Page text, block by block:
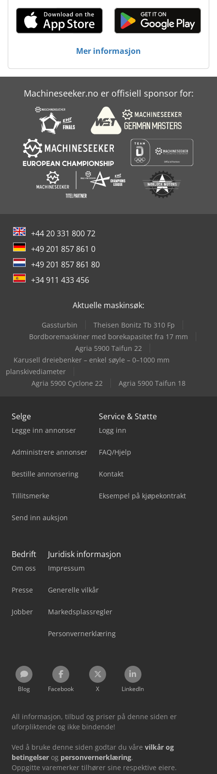
Mer informasjon
Machineseeker.no er offisiell sponsor for:
+44 20 331 800 72
+49 201 857 861 0
+49 201 857 861 80
+34 911 433 456
Aktuelle maskinsøk:
Gassturbin
Theisen Bonitz Tb 310 Fp
Bordboremaskiner med borekapasitet fra 17 mm
Agria 5900 Taifun 22
Karusell dreiebenker – enkel søyle – 0–1000 mm
planskivediameter
Agria 5900 Cyclone 22
Agria 5900 Taifun 18
Selge
Legge inn annonser
Administrere annonser
Bestille annonsering
Tillitsmerke
Send inn auksjon
Service & Støtte
Logg inn
FAQ/Hjelp
Kontakt
Eksempel på kjøpekontrakt
Bedrift
Om oss
Presse
Jobber
Juridisk informasjon
Impressum
Generelle vilkår
Markedsplassregler
Personvernerklæring
Blog Facebook X LinkedIn
All informasjon, tilbud og priser på denne siden er
uforpliktende og ikke bindende!
Ved å bruke denne siden godtar du våre vilkår og
betingelser og personvernerklæring.
Oppgitte varemerker tilhører sine respektive eiere.